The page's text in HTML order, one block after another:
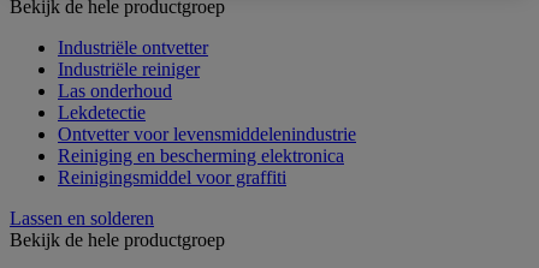
Bekijk de hele productgroep
Industriële ontvetter
Industriële reiniger
Las onderhoud
Lekdetectie
Ontvetter voor levensmiddelenindustrie
Reiniging en bescherming elektronica
Reinigingsmiddel voor graffiti
Lassen en solderen
Bekijk de hele productgroep